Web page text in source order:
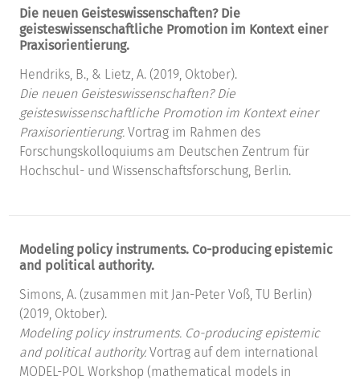
Die neuen Geisteswissenschaften? Die
geisteswissenschaftliche Promotion im Kontext einer
Praxisorientierung.
Hendriks, B., & Lietz, A. (2019, Oktober).
Die neuen Geisteswissenschaften? Die
geisteswissenschaftliche Promotion im Kontext einer
Praxisorientierung. Vortrag im Rahmen des
Forschungskolloquiums am Deutschen Zentrum für
Hochschul- und Wissenschaftsforschung, Berlin.
Modeling policy instruments. Co-producing epistemic
and political authority.
Simons, A. (zusammen mit Jan-Peter Voß, TU Berlin)
(2019, Oktober).
Modeling policy instruments. Co-producing epistemic
and political authority. Vortrag auf dem international
MODEL-POL Workshop (mathematical models in